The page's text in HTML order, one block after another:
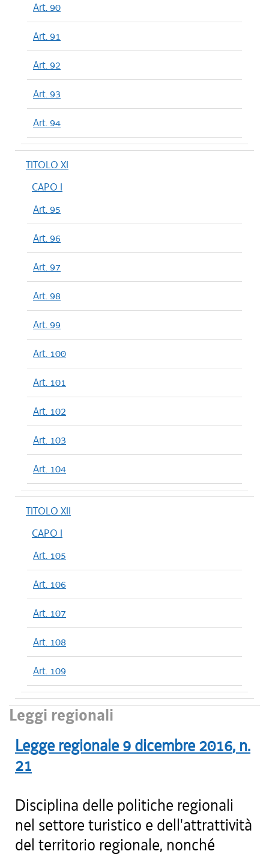
Art. 90
Art. 91
Art. 92
Art. 93
Art. 94
TITOLO XI
CAPO I
Art. 95
Art. 96
Art. 97
Art. 98
Art. 99
Art. 100
Art. 101
Art. 102
Art. 103
Art. 104
TITOLO XII
CAPO I
Art. 105
Art. 106
Art. 107
Art. 108
Art. 109
Leggi regionali
Legge regionale 9 dicembre 2016, n.
21
Disciplina delle politiche regionali
nel settore turistico e dell'attrattività
del territorio regionale, nonché